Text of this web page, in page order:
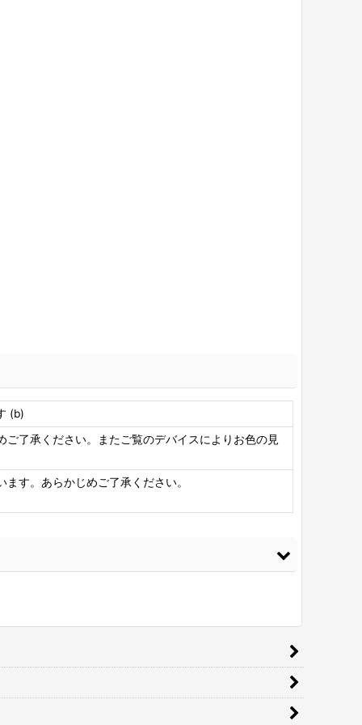
(b)
了承ください。またご覧のデバイスによりお色の見
す。あらかじめご了承ください。
シ ボンド Gクリヤー20ml 皮革・布の接着に最適 [G-CLEAR20]